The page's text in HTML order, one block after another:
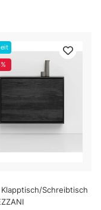
Klapptisch/Schreibtisch